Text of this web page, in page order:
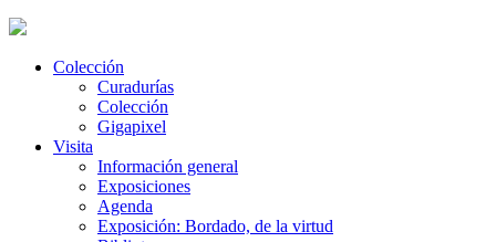
Colección
Curadurías
Colección
Gigapixel
Visita
Información general
Exposiciones
Agenda
Exposición: Bordado, de la virtud